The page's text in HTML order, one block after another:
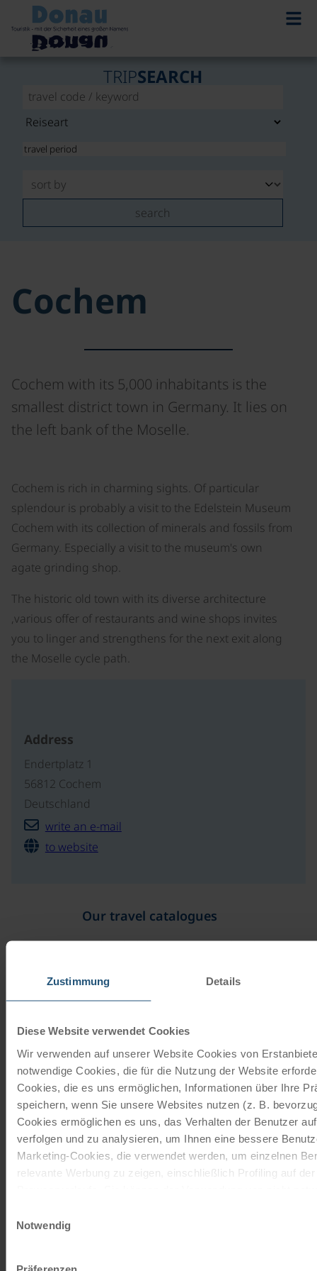
Zustimmung Details
Diese Website verwendet Cookies
Wir verwenden auf unserer Website Cookies von
notwendige Cookies, die für die Nutzung der Website
Cookies, die es uns ermöglichen, Informationen über Ihre
speichern, wenn Sie unsere Websites nutzen (z. B.
Cookies ermöglichen es uns, das Verhalten der Benutzer
verfolgen und zu analysieren, um Ihnen eine bessere
Marketing-Cookies, die verwendet werden, um einzelnen
relevante Werbung zu zeigen, einschließlich Profiling auf
entscheiden, nur notwendige Cookies zu verwenden, indem
Impressum
Notwendig
TRIPSEARCH
search
Cochem
Cochem with its 5,000 inhabitants is the
smallest district town in Germany. It lies on
the left bank of the Moselle.
Cochem is rich in charming sights. Of particular
splendour is probably a visit to the Edelstein Museum
Cochem with its collection of minerals and fossils from
Germany. Especially a visit to the museum's own
agate grinding shop.
The historic old town with its diverse architecture
,various offer of restaurants and wine shops invites
you to linger and strengthens for the next exit along
the Moselle cycle path.
Address
Endertplatz 1
56812 Cochem
Deutschland
write an e-mail
to website
Our travel catalogues
Cycling holidays, cruises and cycle cruises
ORDER NOW FREE OF CHARGE
Give the gift of unforgettable
moments!
With a travel voucher you always have the
perfect gift.
ORDER NOW